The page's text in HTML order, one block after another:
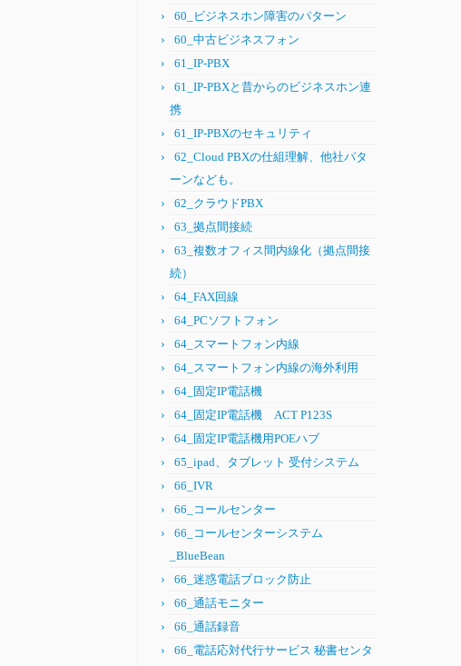
60_ビジネスホン障害のパターン
60_中古ビジネスフォン
61_IP-PBX
61_IP-PBXと昔からのビジネスホン連
携
61_IP-PBXのセキュリティ
62_Cloud PBXの仕組理解、他社パタ
ーンなども。
62_クラウドPBX
63_拠点間接続
63_複数オフィス間内線化（拠点間接
続）
64_FAX回線
64_PCソフトフォン
64_スマートフォン内線
64_スマートフォン内線の海外利用
64_固定IP電話機
64_固定IP電話機 ACT P123S
64_固定IP電話機用POEハブ
65_ipad、タブレット 受付システム
66_IVR
66_コールセンター
66_コールセンターシステム
_BlueBean
66_迷惑電話ブロック防止
66_通話モニター
66_通話録音
66_電話応対代行サービス 秘書センタ